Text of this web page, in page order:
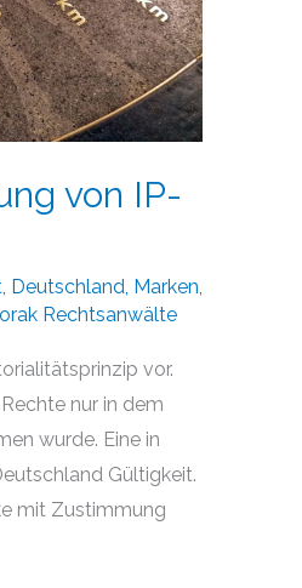
von IP-
, Deutschland, Marken,
Rechtsanwälte
vor.
nur in dem
wurde. Eine in
Gültigkeit.
mit Zustimmung